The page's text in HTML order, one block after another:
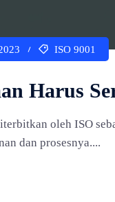
ISO 9001
Harus
oleh ISO
dan prosesnya....